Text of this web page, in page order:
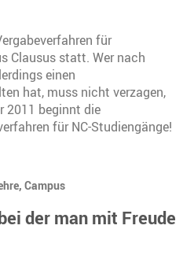
für
Clausus statt. Wer nach
einen
hat, muss nicht verzagen,
2011 beginnt die
für NC-Studiengänge!
Campus
der man mit Freude